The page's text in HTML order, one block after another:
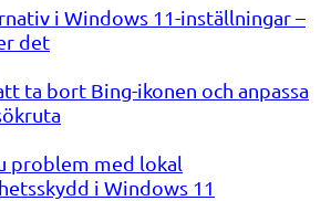
i Windows 11-inställningar –
det
ta bort Bing-ikonen och anpassa
problem med lokal
i Windows 11